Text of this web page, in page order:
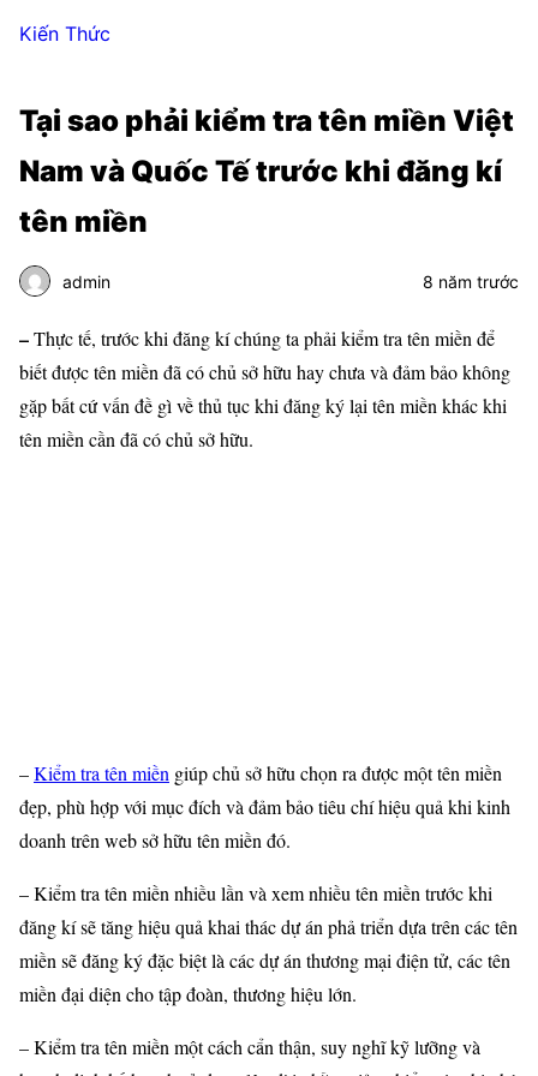
Kiến Thức
Tại sao phải kiểm tra tên miền Việt
Nam và Quốc Tế trước khi đăng kí
tên miền
admin 8 năm trước
–Thực tế, trước khi đăng kí chúng ta phải kiểm tra tên miền để
biết được tên miền đã có chủ sở hữu hay chưa và đảm bảo không
gặp bất cứ vấn đề gì về thủ tục khi đăng ký lại tên miền khác khi
tên miền cần đã có chủ sở hữu.
–Kiểm tra tên miền giúp chủ sở hữu chọn ra được một tên miền
đẹp, phù hợp với mục đích và đảm bảo tiêu chí hiệu quả khi kinh
doanh trên web sở hữu tên miền đó.
– Kiểm tra tên miền nhiều lần và xem nhiều tên miền trước khi
đăng kí sẽ tăng hiệu quả khai thác dự án phả triển dựa trên các tên
miền sẽ đăng ký đặc biệt là các dự án thương mại điện tử, các tên
miền đại diện cho tập đoàn, thương hiệu lớn.
– Kiểm tra tên miền một cách cẩn thận, suy nghĩ kỹ lưỡng và